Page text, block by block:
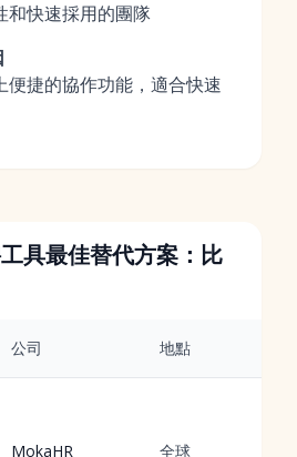
和快速採用的團隊
便捷的協作功能，適合快速
具最佳替代方案：比
公司 地點
MokaHR 全球